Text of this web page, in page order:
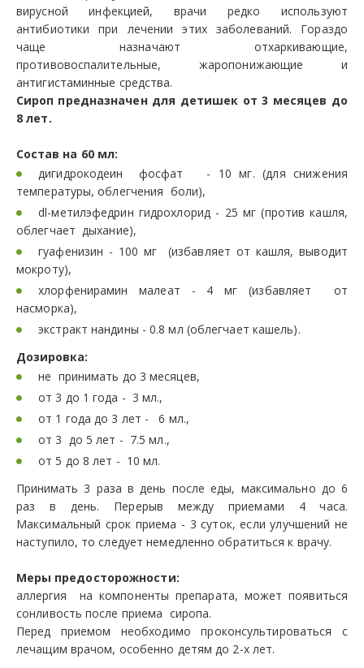
вирусной инфекцией, врачи редко используют
антибиотики при лечении этих заболеваний. Гораздо
чаще назначают отхаркивающие,
противовоспалительные, жаропонижающие и
антигистаминные средства.
Сироп предназначен для детишек от 3 месяцев до
8 лет.
Состав на 60 мл:
дигидрокодеин фосфат - 10 мг. (для снижения
температуры, облегчения боли),
dl-метилэфедрин гидрохлорид - 25 мг (против кашля,
облегчает дыхание),
гуафенизин - 100 мг (избавляет от кашля, выводит
мокроту),
хлорфенирамин малеат - 4 мг (избавляет от
насморка),
экстракт нандины - 0.8 мл (облегчает кашель).
Дозировка:
не принимать до 3 месяцев,
от 3 до 1 года - 3 мл.,
от 1 года до 3 лет - 6 мл.,
от 3 до 5 лет - 7.5 мл.,
от 5 до 8 лет - 10 мл.
Принимать 3 раза в день после еды, максимально до 6
раз в день. Перерыв между приемами 4 часа.
Максимальный срок приема - 3 суток, если улучшений не
наступило, то следует немедленно обратиться к врачу.
Меры предосторожности:
аллергия на компоненты препарата, может появиться
сонливость после приема сиропа.
Перед приемом необходимо проконсультироваться с
лечащим врачом, особенно детям до 2-х лет.